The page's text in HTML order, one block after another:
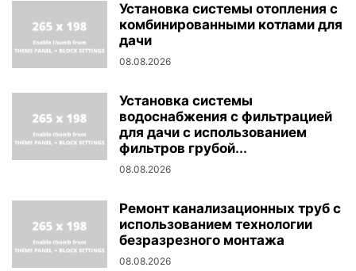
Установка системы отопления с
комбинированными котлами для
дачи
08.08.2026
Установка системы
водоснабжения с фильтрацией
для дачи с использованием
фильтров грубой...
08.08.2026
Ремонт канализационных труб с
использованием технологии
безразрезного монтажа
08.08.2026